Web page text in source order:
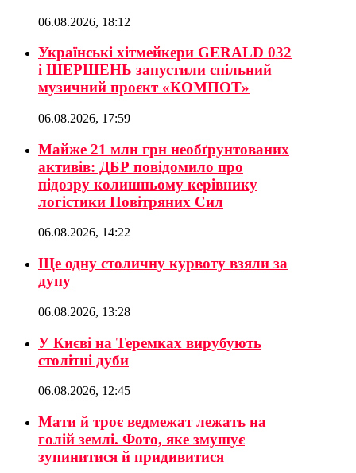
06.08.2026, 18:12
Українські хітмейкери GERALD 032
і ШЕРШЕНЬ запустили спільний
музичний проєкт «КОМПОТ»
06.08.2026, 17:59
Майже 21 млн грн необґрунтованих
активів: ДБР повідомило про
підозру колишньому керівнику
логістики Повітряних Сил
06.08.2026, 14:22
Ще одну столичну курвоту взяли за
дупу
06.08.2026, 13:28
У Києві на Теремках вирубують
столітні дуби
06.08.2026, 12:45
Мати й троє ведмежат лежать на
голій землі. Фото, яке змушує
зупинитися й придивитися